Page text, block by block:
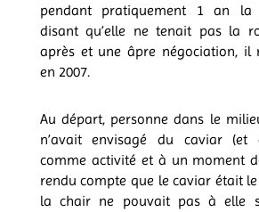
pendant pratiquement 1 an la
disant qu’elle ne tenait pas la
après et une âpre négociation, il
en 2007.
Au départ, personne dans le
n’avait envisagé du caviar (et
comme activité et à un moment
rendu compte que le caviar était
la chair ne pouvait pas à elle